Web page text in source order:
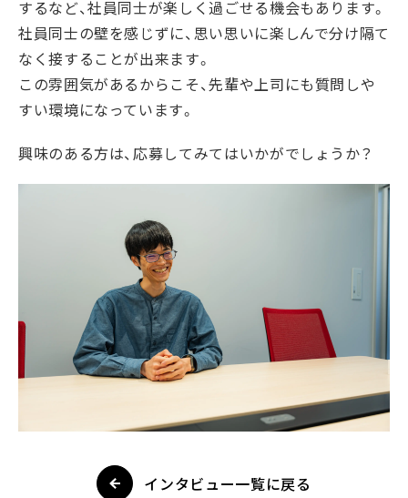
するなど、社員同士が楽しく過ごせる機会もあります。
社員同士の壁を感じずに、思い思いに楽しんで分け隔て
なく接することが出来ます。
この雰囲気があるからこそ、先輩や上司にも質問しや
すい環境になっています。
興味のある方は、応募してみてはいかがでしょうか？
インタビュー一覧に戻る